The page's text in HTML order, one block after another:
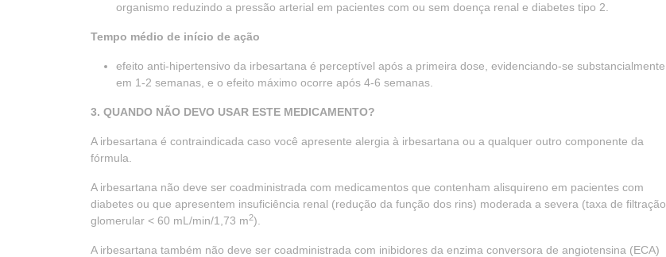
organismo reduzindo a pressão arterial em pacientes com ou sem doença renal e diabetes tipo 2.
Tempo médio de início de ação
efeito anti-hipertensivo da irbesartana é perceptível após a primeira dose, evidenciando-se substancialmente
em 1-2 semanas, e o efeito máximo ocorre após 4-6 semanas.
3. QUANDO NÃO DEVO USAR ESTE MEDICAMENTO?
A irbesartana é contraindicada caso você apresente alergia à irbesartana ou a qualquer outro componente da
fórmula.
A irbesartana não deve ser coadministrada com medicamentos que contenham alisquireno em pacientes com
diabetes ou que apresentem insuficiência renal (redução da função dos rins) moderada a severa (taxa de filtração
glomerular < 60 mL/min/1,73 m2).
A irbesartana também não deve ser coadministrada com inibidores da enzima conversora de angiotensina (ECA)